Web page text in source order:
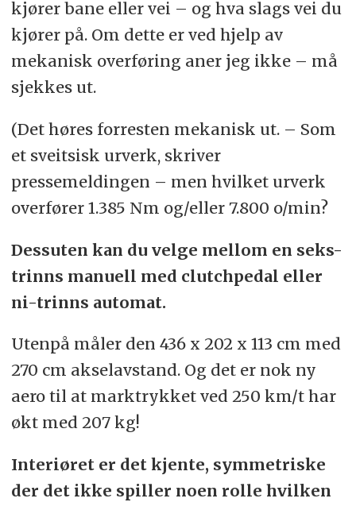
kjører bane eller vei – og hva slags vei du
kjører på. Om dette er ved hjelp av
mekanisk overføring aner jeg ikke – må
sjekkes ut.
(Det høres forresten mekanisk ut. – Som
et sveitsisk urverk, skriver
pressemeldingen – men hvilket urverk
overfører 1.385 Nm og/eller 7.800 o/min?
Dessuten kan du velge mellom en seks-
trinns manuell med clutchpedal eller
ni-trinns automat.
Utenpå måler den 436 x 202 x 113 cm med
270 cm akselavstand. Og det er nok ny
aero til at marktrykket ved 250 km/t har
økt med 207 kg!
Interiøret er det kjente, symmetriske
der det ikke spiller noen rolle hvilken